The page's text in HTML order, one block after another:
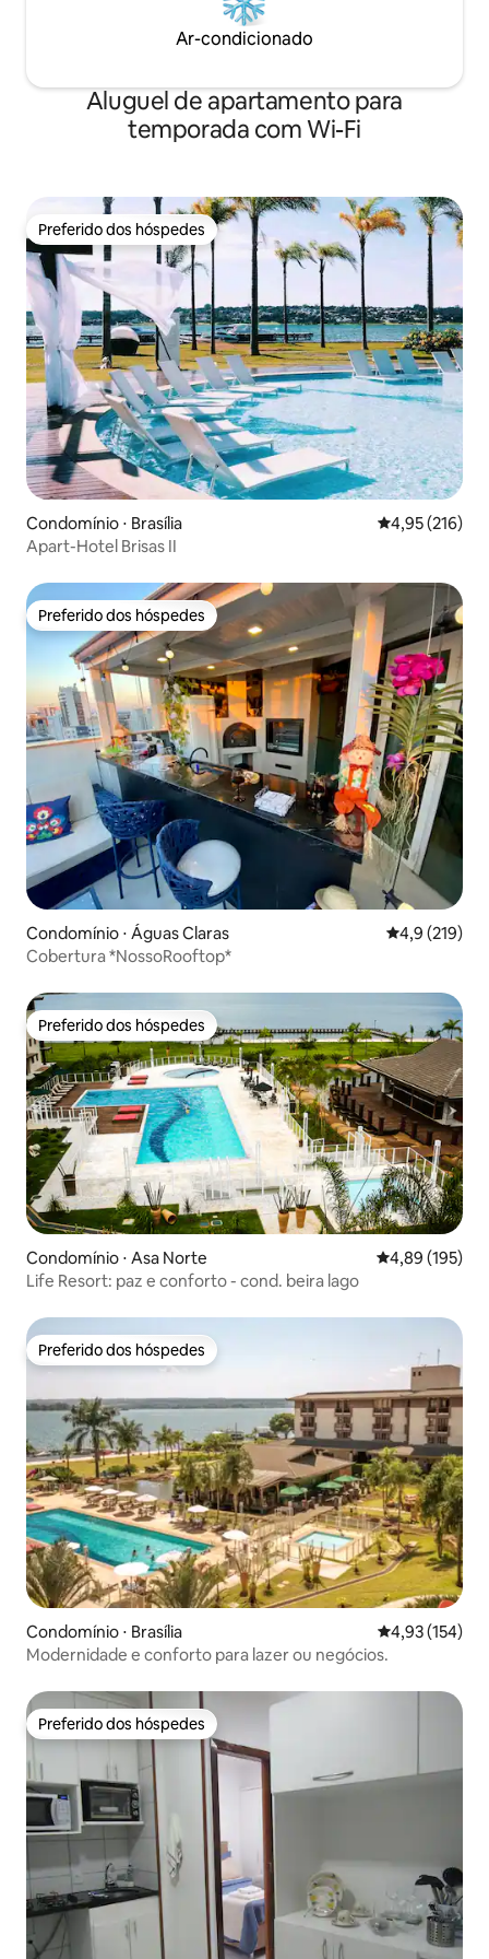
Ar-condicionado
Aluguel de apartamento para
temporada com Wi-Fi
Preferido dos hóspedes
Preferido dos hóspedes
Condomínio ⋅ Brasília 4,95 de uma
4,95 (216)
Apart-Hotel Brisas II
Preferido dos hóspedes
Preferido dos hóspedes
Condomínio ⋅ Águas Claras 4,9 de uma
4,9 (219)
Cobertura *NossoRooftop*
Preferido dos hóspedes
Preferido dos hóspedes
Condomínio ⋅ Asa Norte 4,89 de uma
4,89 (195)
Life Resort: paz e conforto - cond. beira lago
Preferido dos hóspedes
Preferido dos hóspedes
Condomínio ⋅ Brasília 4,93 de uma
4,93 (154)
Modernidade e conforto para lazer ou negócios.
Preferido dos hóspedes
Preferido dos hóspedes